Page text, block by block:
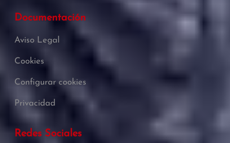
Documentación
Aviso Legal
Cookies
Configurar cookies
Privacidad
Redes Sociales